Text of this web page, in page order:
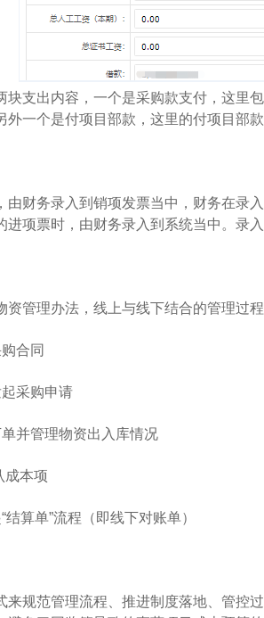
块支出内容，一个是采购款支付，这里
外一个是付项目部款，这里的付项目部
由财务录入到销项发票当中，财务在录
进项票时，由财务录入到系统当中。录
资管理办法，线上与线下结合的管理过
合同
采购申请
并管理物资出入库情况
成本项
算单”流程（即线下对账单）
来规范管理流程、推进制度落地、管控